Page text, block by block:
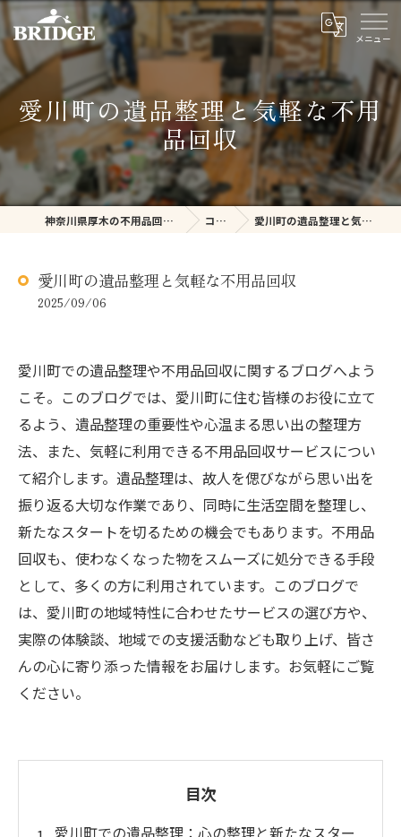
愛川町の遺品整理と気軽な不用
品回収
神奈川県厚木の不用品回収ならBRIDGE コラム 愛川町の遺品整理と気軽な不用品回収
愛川町の遺品整理と気軽な不用品回収
2025/09/06
愛川町での遺品整理や不用品回収に関するブログへよう
こそ。このブログでは、愛川町に住む皆様のお役に立て
るよう、遺品整理の重要性や心温まる思い出の整理方
法、また、気軽に利用できる不用品回収サービスについ
て紹介します。遺品整理は、故人を偲びながら思い出を
振り返る大切な作業であり、同時に生活空間を整理し、
新たなスタートを切るための機会でもあります。不用品
回収も、使わなくなった物をスムーズに処分できる手段
として、多くの方に利用されています。このブログで
は、愛川町の地域特性に合わせたサービスの選び方や、
実際の体験談、地域での支援活動なども取り上げ、皆さ
んの心に寄り添った情報をお届けします。お気軽にご覧
ください。
目次
愛川町での遺品整理：心の整理と新たなスター